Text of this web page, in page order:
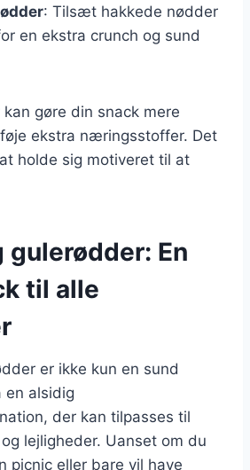
: Tilsæt hakkede nødder
en ekstra crunch og sund
gøre din snack mere
ekstra næringsstoffer. Det
holde sig motiveret til at
gulerødder: En
til alle
er ikke kun en sund
en alsidig
der kan tilpasses til
lejligheder. Uanset om du
picnic eller bare vil have